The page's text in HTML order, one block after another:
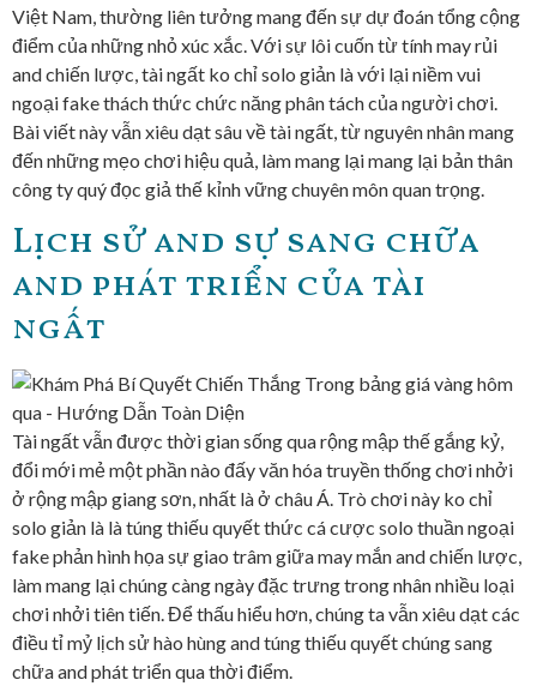
Việt Nam, thường liên tưởng mang đến sự dự đoán tổng cộng
điểm của những nhỏ xúc xắc. Với sự lôi cuốn từ tính may rủi
and chiến lược, tài ngất ko chỉ solo giản là với lại niềm vui
ngoại fake thách thức chức năng phân tách của người chơi.
Bài viết này vẫn xiêu dạt sâu về tài ngất, từ nguyên nhân mang
đến những mẹo chơi hiệu quả, làm mang lại mang lại bản thân
công ty quý đọc giả thế kỉnh vững chuyên môn quan trọng.
Lịch sử and sự sang chữa
and phát triển của tài
ngất
Tài ngất vẫn được thời gian sống qua rộng mập thế gắng kỷ,
đổi mới mẻ một phần nào đấy văn hóa truyền thống chơi nhởi
ở rộng mập giang sơn, nhất là ở châu Á. Trò chơi này ko chỉ
solo giản là là túng thiếu quyết thức cá cược solo thuần ngoại
fake phản hình họa sự giao trâm giữa may mắn and chiến lược,
làm mang lại chúng càng ngày đặc trưng trong nhân nhiều loại
chơi nhởi tiên tiến. Để thấu hiểu hơn, chúng ta vẫn xiêu dạt các
điều tỉ mỷ lịch sử hào hùng and túng thiếu quyết chúng sang
chữa and phát triển qua thời điểm.